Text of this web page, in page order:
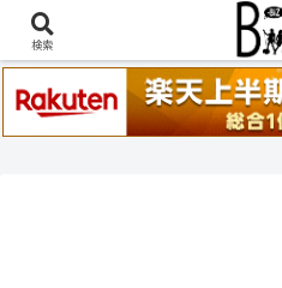
稲葉浩志『en-Zepp』『
検索